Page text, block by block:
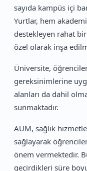
sayıda kampüs içi
Yurtlar, hem
destekleyen rahat
özel olarak inşa
Üniversite,
gereksinimlerine
alanları da dahil
sunmaktadır.
AUM, sağlık
sağlayarak
önem vermektedir.
geçirdikleri süre